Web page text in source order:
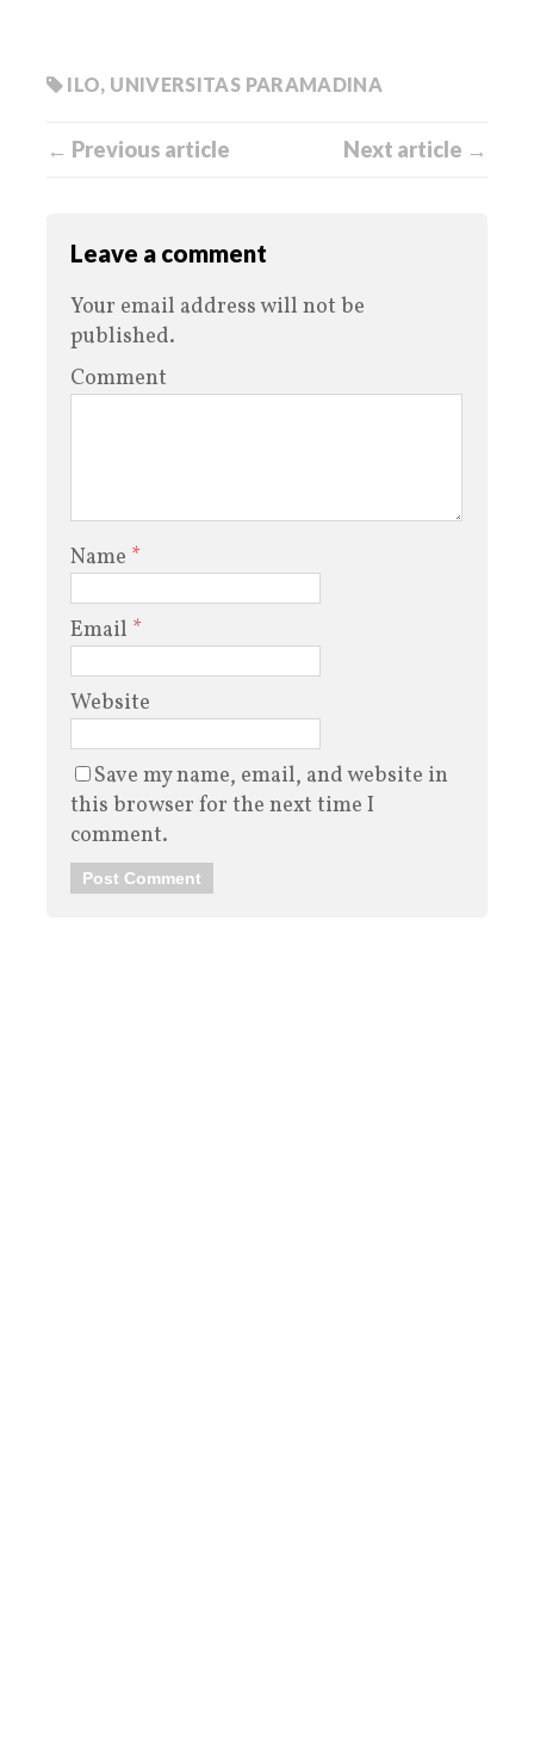
ILO, UNIVERSITAS PARAMADINA
← Previous article Next article →
Leave a comment
Your email address will not be
published.
Comment
Name *
Email *
Website
Save my name, email, and website in
this browser for the next time I
comment.